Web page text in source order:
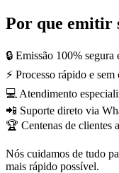
Por que emitir
🔒 Emissão 100% segura
⚡ Processo rápido e
💻 Atendimento
📲 Suporte direto via
🏆 Centenas de clientes
Nós cuidamos de tudo
mais rápido possível.